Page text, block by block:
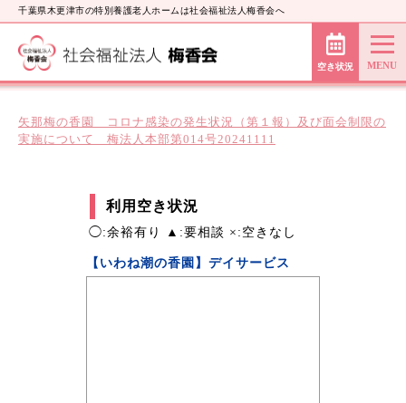
千葉県木更津市の特別養護老人ホームは社会福祉法人梅香会へ
空き状況
利用空き状況
◯:余裕有り ▲:要相談 ×:空きなし
【いわね潮の香園】デイサービス
矢那梅の香園 コロナ感染の発生状況（第１報）及び面会制限の
実施について 梅法人本部第014号20241111